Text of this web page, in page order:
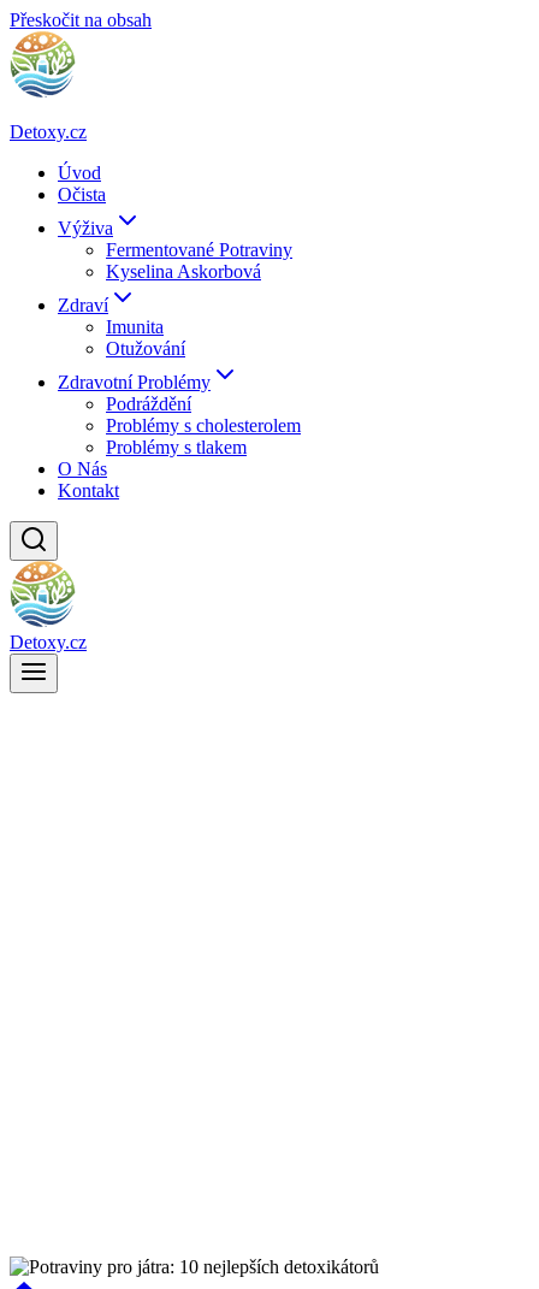
Přeskočit na obsah
Detoxy.cz
Úvod
Očista
Výživa
Fermentované Potraviny
Kyselina Askorbová
Zdraví
Imunita
Otužování
Zdravotní Problémy
Podráždění
Problémy s cholesterolem
Problémy s tlakem
O Nás
Kontakt
Detoxy.cz